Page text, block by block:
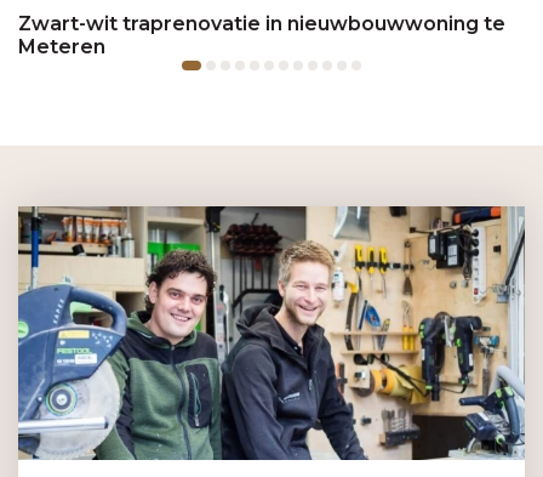
Zwart-wit traprenovatie in nieuwbouwwoning te
Meteren